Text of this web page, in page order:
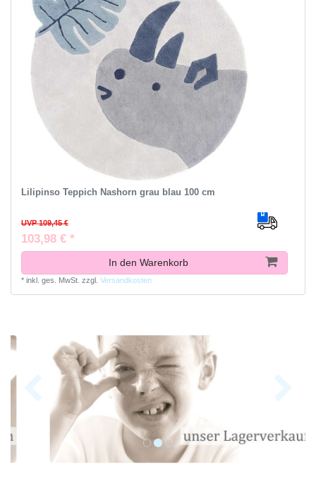
Lilipinso Teppich Nashorn grau blau 100 cm
UVP 109,45 €
103,98 € *
In den Warenkorb
* inkl. ges. MwSt. zzgl. Versandkosten